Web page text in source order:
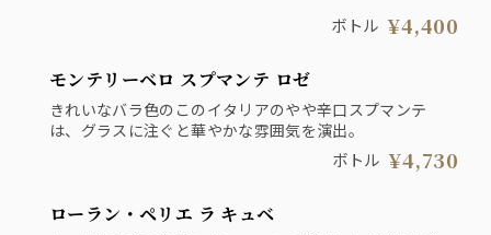
ボトル ¥4,400
モンテリーベロ スプマンテ ロゼ
きれいなバラ色のこのイタリアのやや辛口スプマンテ
は、グラスに注ぐと華やかな雰囲気を演出。
ボトル ¥4,730
ローラン・ペリエ ラ キュベ